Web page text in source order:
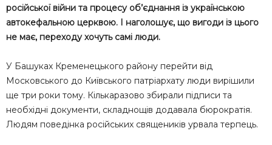
російської війни та процесу об’єднання із українською
автокефальною церквою. І наголошує, що вигоди із цього
не має, переходу хочуть самі люди.
У Башуках Кременецького району перейти від
Московського до Київського патріархату люди вирішили
ще три роки тому. Кількаразово збирали підписи та
необхідні документи, складнощів додавала бюрократія.
Людям поведінка російських священиків урвала терпець.